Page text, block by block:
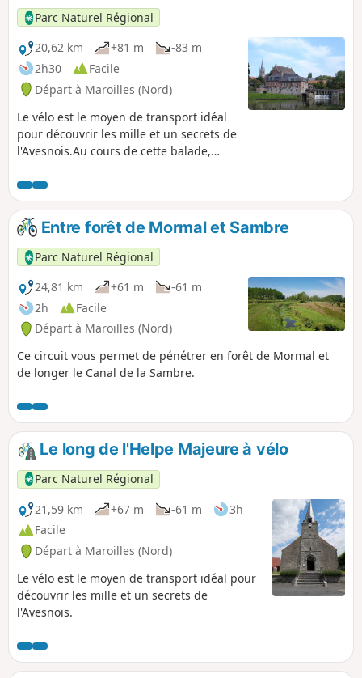
Parc Naturel Régional
20,62 km
+81 m
-83 m
2h30
Facile
Départ à Maroilles (Nord)
Le vélo est le moyen de transport idéal
pour découvrir les mille et un secrets de
l'Avesnois.Au cours de cette balade,
moulins de Grand-Fayt et Maroilles.
Entre forêt de Mormal et Sambre
Parc Naturel Régional
24,81 km
+61 m
-61 m
2h
Facile
Départ à Maroilles (Nord)
Ce circuit vous permet de pénétrer en forêt de Mormal et
de longer le Canal de la Sambre.
Le long de l'Helpe Majeure à vélo
Parc Naturel Régional
21,59 km
+67 m -61 m
3h
Facile
Départ à Maroilles (Nord)
Le vélo est le moyen de transport idéal pour
découvrir les mille et un secrets de
l'Avesnois.